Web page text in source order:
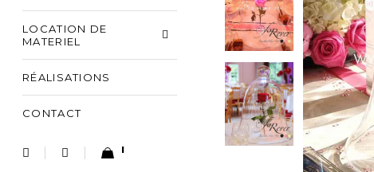
LOCATION DE
MATERIEL
RÉALISATIONS
CONTACT
1